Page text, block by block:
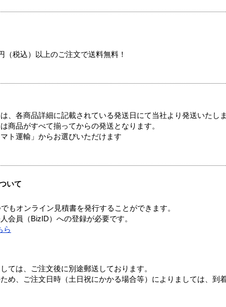
税込）以上のご注文で送料無料！
、各商品詳細に記載されている発送日にて当社より発送いたし
商品がすべて揃ってからの発送となります。
ト運輸」からお選びいただけます
いて
もオンライン見積書を発行することができます。
会員（BizID）への登録が必要です。
ら
ては、ご注文後に別途郵送しております。
め、ご注文日時（土日祝にかかる場合等）によりましては、到